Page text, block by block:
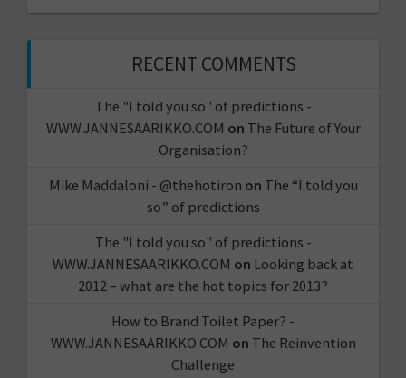
RECENT COMMENTS
The "I told you so" of predictions -
WWW.JANNESAARIKKO.COM on The Future of Your
Organisation?
Mike Maddaloni - @thehotiron on The “I told you
so” of predictions
The "I told you so" of predictions -
WWW.JANNESAARIKKO.COM on Looking back at
2012 – what are the hot topics for 2013?
How to Brand Toilet Paper? -
WWW.JANNESAARIKKO.COM on The Reinvention
Challenge